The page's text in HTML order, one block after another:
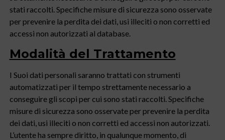
stati raccolti. Specifiche misure di sicurezza sono osservate
per prevenire la perdita dei dati, usi illeciti o non corretti ed
accessi non autorizzati al database.
Modalità del Trattamento
I Suoi dati personali saranno trattati con strumenti
automatizzati per il tempo strettamente necessario a
conseguire gli scopi per cui sono stati raccolti. Specifiche
misure di sicurezza sono osservate per prevenire la perdita
dei dati, usi illeciti o non corretti ed accessi non autorizzati.
L’utente ha sempre diritto, in qualunque momento, di